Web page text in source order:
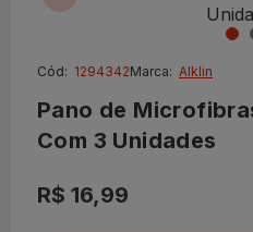
Cód: 1294342Marca: Alklin
Pano de
Com 3 Unidades
R$ 16,99